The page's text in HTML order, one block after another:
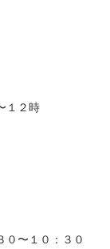
２時
〜１０：３０